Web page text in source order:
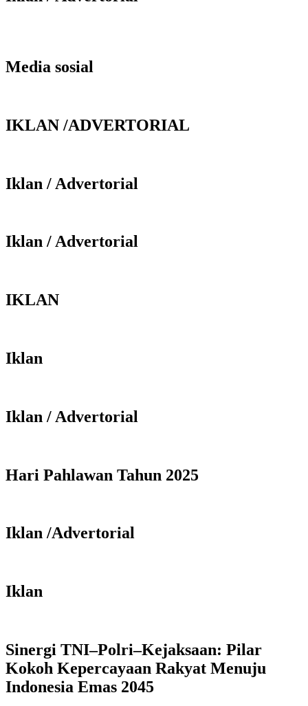
Media sosial
IKLAN /ADVERTORIAL
Iklan / Advertorial
Iklan / Advertorial
IKLAN
Iklan
Iklan / Advertorial
Hari Pahlawan Tahun 2025
Iklan /Advertorial
Iklan
Sinergi TNI–Polri–Kejaksaan: Pilar
Kokoh Kepercayaan Rakyat Menuju
Indonesia Emas 2045